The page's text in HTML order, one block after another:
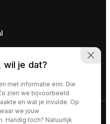
voorwaarden
wil je dat?
met informatie erin. Die
zien we bijvoorbeeld
en wat je invulde. Op
we jouw
Handig toch? Natuurlijk